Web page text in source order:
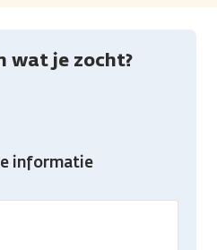
wat je zocht?
informatie